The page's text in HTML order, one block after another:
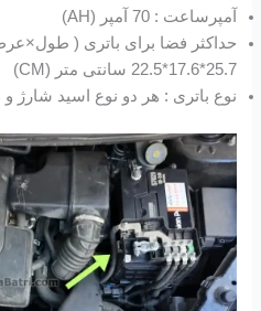
آمپرساعت : 70 آمپر (AH)
حداکثر فضا برای باتری (
25.7*17.6*22.5 سانتی متر (CM)
نوع باتری : هر دو نوع اسید شارژ